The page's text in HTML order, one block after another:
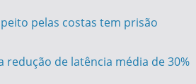
pelas costas tem prisão
redução de latência média de 30%